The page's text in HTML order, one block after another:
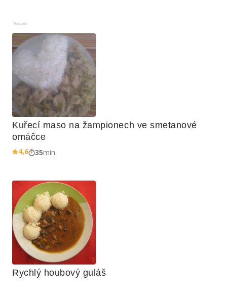
Reklama
Kuřecí maso na žampionech ve smetanové
omáčce
4,6 35min
Rychlý houbový guláš